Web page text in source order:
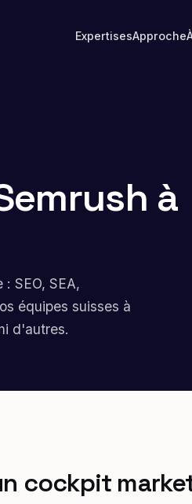
ExpertisesApproche
à
SEO, SEA,
équipes suisses à
d'autres.
cockpit